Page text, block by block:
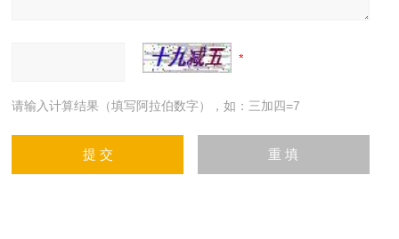
请输入计算结果（填写阿拉伯数字），如：三加四=7